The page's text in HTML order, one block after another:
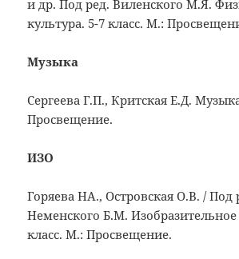
и др. Под ред. Виленского М.Я.
культура. 5-7 класс. М.:
Музыка
Сергеева Г.П., Критская Е.Д.
Просвещение.
ИЗО
Горяева НА., Островская О.В. / Под
Неменского Б.М. Изобразительное
класс. М.: Просвещение.